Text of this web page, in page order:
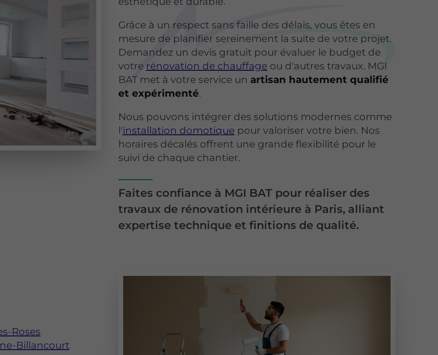
Grâce à un respect sans faille des délais, vous êtes en
mesure de planifier sereinement la suite de votre projet.
Demandez un devis gratuit pour évaluer le budget de
votre rénovation de chauffage ou d'autres travaux. MGI
BAT met à votre service un artisan hautement qualifié
et expérimenté.
Nous pouvons intégrer des solutions modernes comme
l'installation domotique pour valoriser votre bien. Nos
horaires décalés offrent une grande flexibilité pour le
suivi de chaque chantier.
Faites confiance à MGI BAT pour réaliser des
travaux de rénovation intérieure à Paris, alliant
expertise technique et finitions de qualité.
Roses
Billancourt